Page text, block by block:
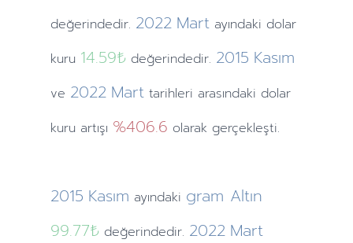
değerindedir. 2022 Mart ayındaki dolar
kuru 14.59₺değerindedir. 2015 Kasım
ve 2022 Mart tarihleri arasındaki dolar
kuru artışı %406.6 olarak gerçekleşti.
2015 Kasım ayındaki gram Altın
99.77₺değerindedir. 2022 Mart